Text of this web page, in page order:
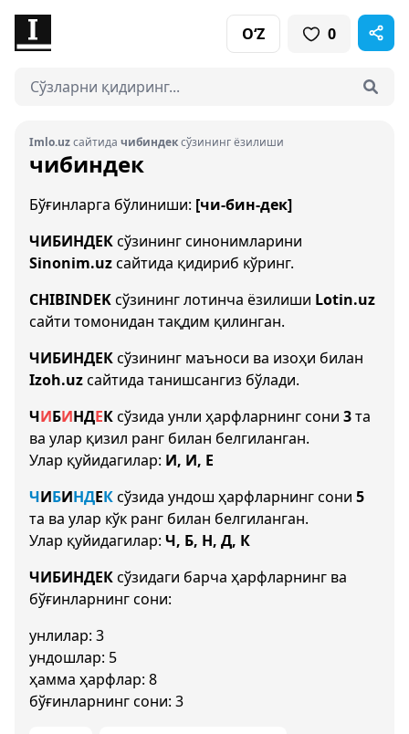
O‘Z 0
Imlo.uzсайтида чибиндексўзининг ёзилиши
чибиндек
Бўғинларга бўлиниши: [чи-бин-дек]
ЧИБИНДЕКсўзининг синонимларини
Sinonim.uzсайтида қидириб кўринг.
CHIBINDEKсўзининг лотинча ёзилиши Lotin.uz
сайти томонидан тақдим қилинган.
ЧИБИНДЕКсўзининг маъноси ва изоҳи билан
Izoh.uzсайтида танишсангиз бўлади.
ЧИБИНДЕКсўзида унли ҳарфларнинг сони 3та
ва улар қизил ранг билан белгиланган.
Улар қуйидагилар: И, И, Е
ЧИБИНДЕКсўзида ундош ҳарфларнинг сони 5
та ва улар кўк ранг билан белгиланган.
Улар қуйидагилар: Ч, Б, Н, Д, К
ЧИБИНДЕКсўзидаги барча ҳарфларнинг ва
бўғинларнинг сони:
унлилар: 3
ундошлар: 5
ҳамма ҳарфлар: 8
бўғинларнинг сони: 3